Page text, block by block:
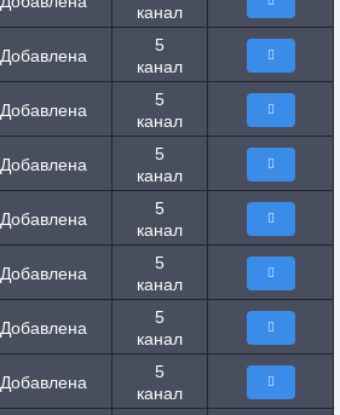
канал
Добавлена
5
канал
Добавлена
5
канал
Добавлена
5
канал
Добавлена
5
канал
Добавлена
5
канал
Добавлена
5
канал
Добавлена
5
канал